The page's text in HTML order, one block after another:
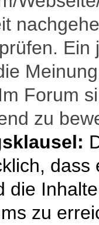
Forum
zu
die
zu